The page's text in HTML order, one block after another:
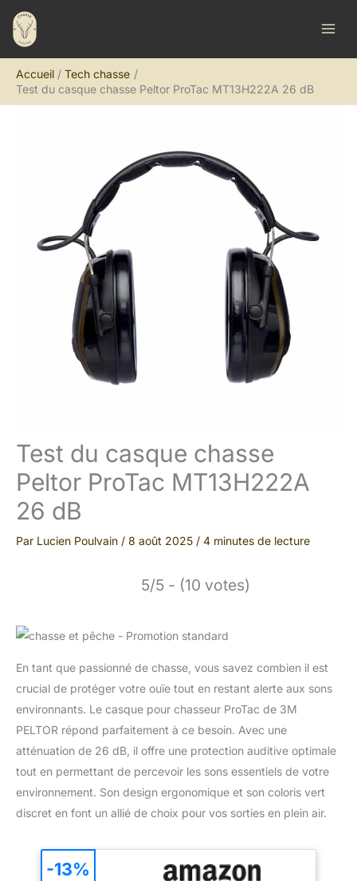
Aller
contenu
Accueil
Tech chasse
Test du casque chasse Peltor ProTac MT13H222A 26 dB
Test du casque chasse
Peltor ProTac MT13H222A
26 dB
Par Lucien Poulvain / 8 août 2025 / 4 minutes de lecture
5/5 - (10 votes)
En tant que passionné de chasse, vous savez combien il est
crucial de protéger votre ouïe tout en restant alerte aux sons
environnants. Le casque pour chasseur ProTac de 3M
PELTOR répond parfaitement à ce besoin. Avec une
atténuation de 26 dB, il offre une protection auditive optimale
tout en permettant de percevoir les sons essentiels de votre
environnement. Son design ergonomique et son coloris vert
discret en font un allié de choix pour vos sorties en plein air.
-13%
R
e
h